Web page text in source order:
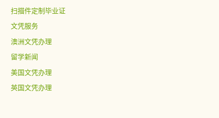
扫描件定制毕业证
文凭服务
澳洲文凭办理
留学新闻
美国文凭办理
英国文凭办理